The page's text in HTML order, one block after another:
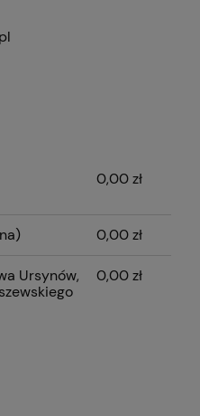
kosztów
0,00 zł
0,00 zł
Ursynów,
0,00 zł